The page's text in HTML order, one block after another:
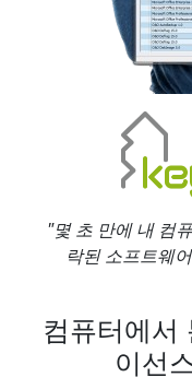
"몇 초 만에 내 컴
락된 소프트웨
컴퓨터에서
이선